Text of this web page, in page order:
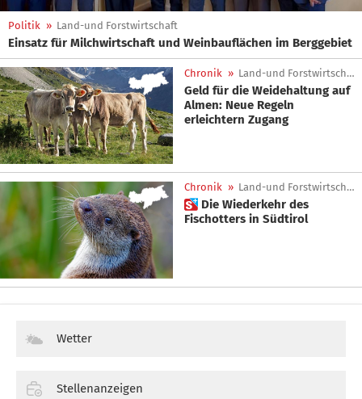
Politik » Land-und Forstwirtschaft
Einsatz für Milchwirtschaft und Weinbauflächen im Berggebiet
Chronik » Land-und Forstwirtschaft
Geld für die Weidehaltung auf
Almen: Neue Regeln
erleichtern Zugang
Chronik » Land-und Forstwirtschaft
 Die Wiederkehr des
Fischotters in Südtirol
Wetter
Stellenanzeigen